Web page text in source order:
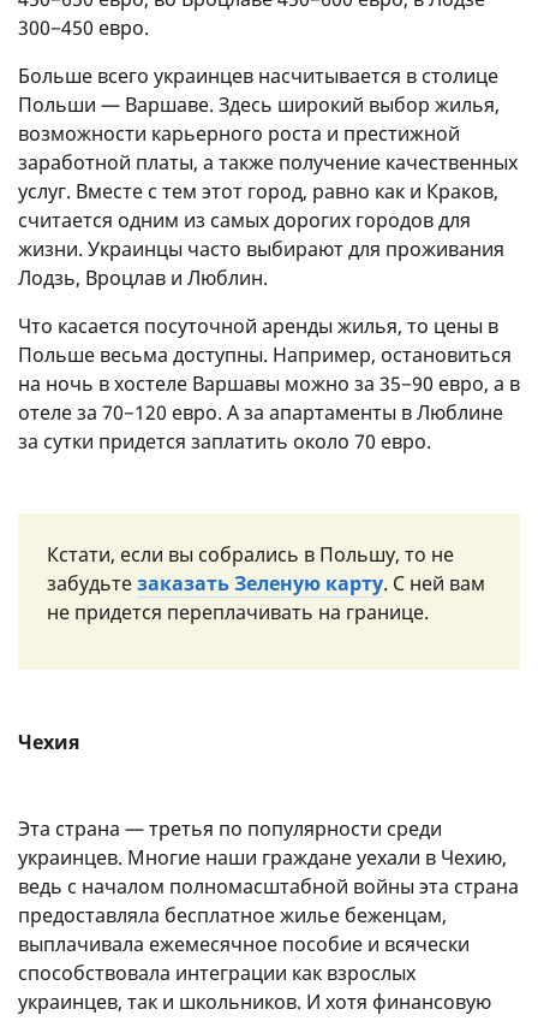
300−450 евро.
Больше всего украинцев насчитывается в столице
Польши — Варшаве. Здесь широкий выбор жилья,
возможности карьерного роста и престижной
заработной платы, а также получение качественных
услуг. Вместе с тем этот город, равно как и Краков,
считается одним из самых дорогих городов для
жизни. Украинцы часто выбирают для проживания
Лодзь, Вроцлав и Люблин.
Что касается посуточной аренды жилья, то цены в
Польше весьма доступны. Например, остановиться
на ночь в хостеле Варшавы можно за 35−90 евро, а в
отеле за 70−120 евро. А за апартаменты в Люблине
за сутки придется заплатить около 70 евро.
Кстати, если вы собрались в Польшу, то не
забудьтезаказать Зеленую карту. С ней вам
не придется переплачивать на границе.
Чехия
Эта страна — третья по популярности среди
украинцев. Многие наши граждане уехали в Чехию,
ведь с началом полномасштабной войны эта страна
предоставляла бесплатное жилье беженцам,
выплачивала ежемесячное пособие и всячески
способствовала интеграции как взрослых
украинцев, так и школьников. И хотя финансовую